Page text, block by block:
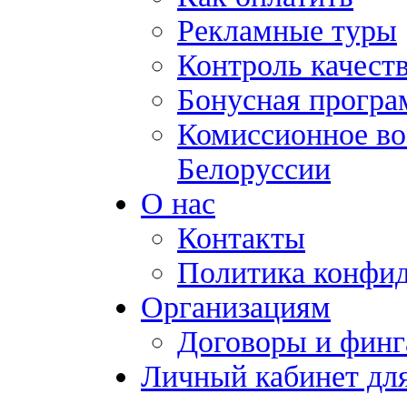
Рекламные туры
Контроль
Бонусная
Комиссионное
Белоруссии
О нас
Контакты
Политика
Организациям
Договоры и
Личный кабинет